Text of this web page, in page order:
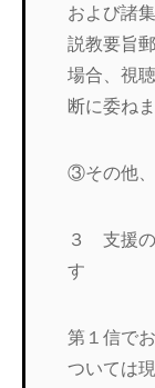
および諸
説教要旨
場合、視
断に委ねま
③その他
３ 支援の
す
第１信で
ついては